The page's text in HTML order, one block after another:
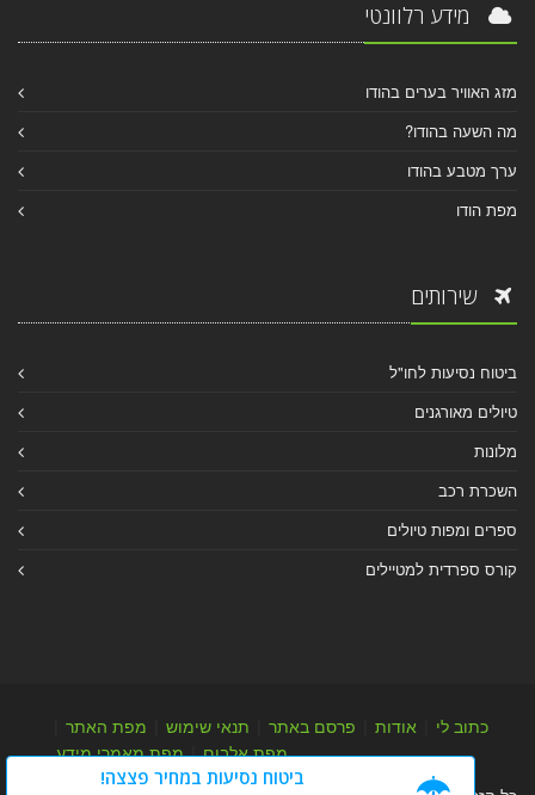
מידע רלוונטי
מזג האוויר בערים בהודו
מה השעה בהודו?
ערך מטבע בהודו
מפת הודו
שירותים
ביטוח נסיעות לחו"ל
טיולים מאורגנים
מלונות
השכרת רכב
ספרים ומפות טיולים
קורס ספרדית למטיילים
כתוב לי אודות פרסם באתר תנאי שימוש מפת האתר
מפת אלבום|מפת מאמרי מידע
ביטוח נסיעות במחיר פצצה!